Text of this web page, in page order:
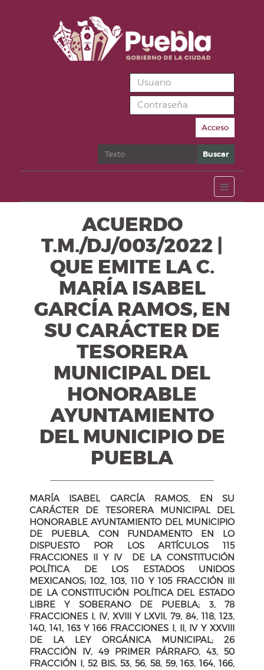
Acceso
Buscar Buscar
ACUERDO
T.M./DJ/003/2022 |
QUE EMITE LA C.
MARÍA ISABEL
GARCÍA RAMOS, EN
SU CARÁCTER DE
TESORERA
MUNICIPAL DEL
HONORABLE
AYUNTAMIENTO
DEL MUNICIPIO DE
PUEBLA
MARÍA ISABEL GARCÍA RAMOS, EN SU
CARÁCTER DE TESORERA MUNICIPAL DEL
HONORABLE AYUNTAMIENTO DEL MUNICIPIO
DE PUEBLA, CON FUNDAMENTO EN LO
DISPUESTO POR LOS ARTÍCULOS 115
FRACCIONES II Y IV DE LA CONSTITUCIÓN
POLÍTICA DE LOS ESTADOS UNIDOS
MEXICANOS; 102, 103, 110 Y 105 FRACCIÓN III
DE LA CONSTITUCIÓN POLÍTICA DEL ESTADO
LIBRE Y SOBERANO DE PUEBLA; 3, 78
FRACCIONES I, IV, XVIII Y LXVII, 79, 84, 118, 123,
140, 141, 163 Y 166 FRACCIONES I, II, IV Y XXVIII
DE LA LEY ORGÁNICA MUNICIPAL; 26
FRACCIÓN IV, 49 PRIMER PÁRRAFO, 43, 50
FRACCIÓN I, 52 BIS, 53, 56, 58, 59, 163, 164, 166,